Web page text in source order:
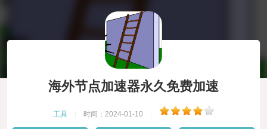
海外节点加速器永久免费加速
工具 时间：2024-01-10